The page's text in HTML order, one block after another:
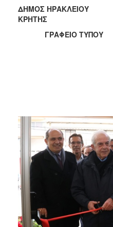
2018
2017
2016
2010
2006
ΤΟΠΟΣ
ΠΟΛΙΤΙΣΜΟΣ
ΔΗΜΟΣ ΗΡΑΚΛΕΙΟΥ
ΓΡΑΦΕΙΟ ΤΥΠΟΥ